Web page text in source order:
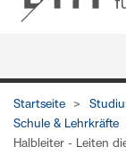
Startseite
Schule & Lehrkräfte
Halbleiter - Leiten